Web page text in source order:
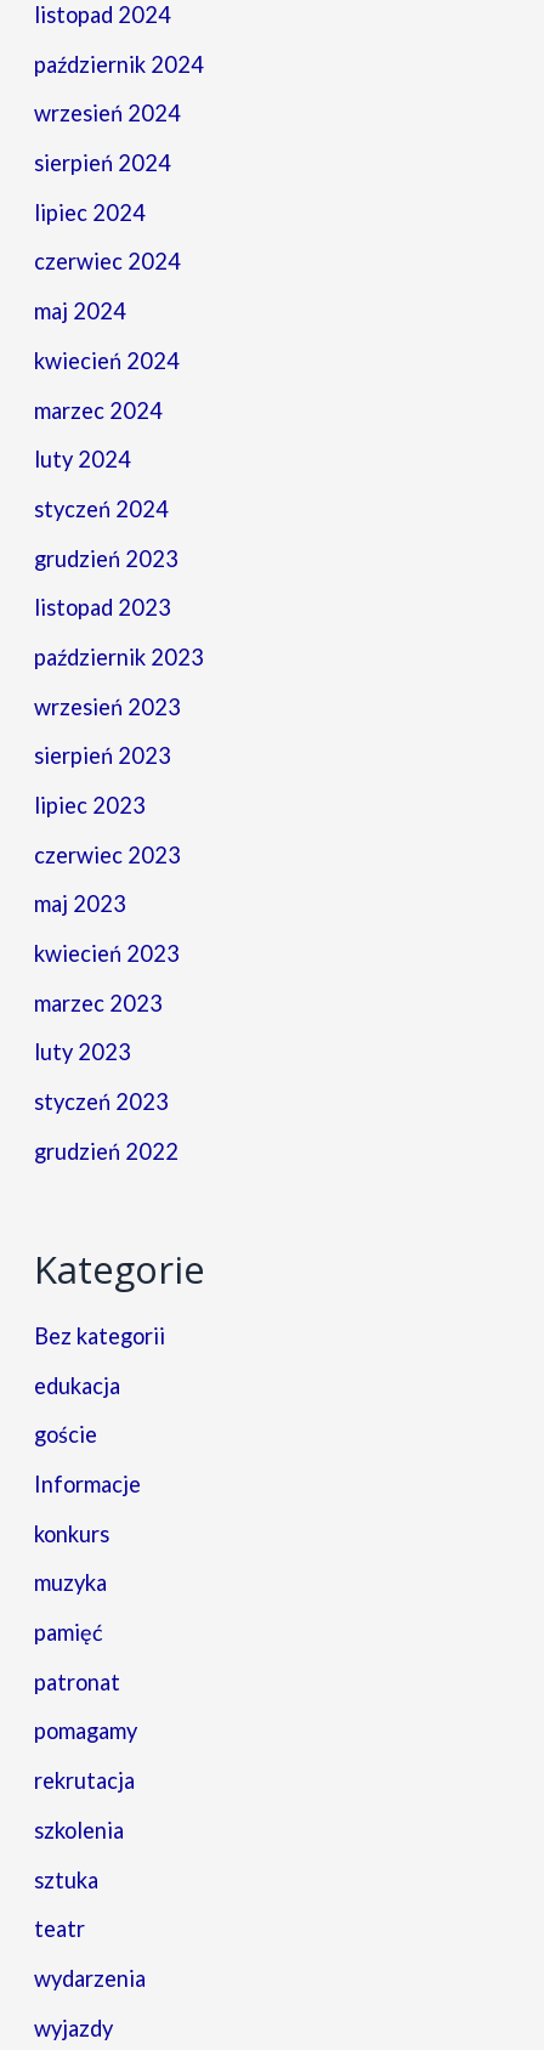
listopad 2024
październik 2024
wrzesień 2024
sierpień 2024
lipiec 2024
czerwiec 2024
maj 2024
kwiecień 2024
marzec 2024
luty 2024
styczeń 2024
grudzień 2023
listopad 2023
październik 2023
wrzesień 2023
sierpień 2023
lipiec 2023
czerwiec 2023
maj 2023
kwiecień 2023
marzec 2023
luty 2023
styczeń 2023
grudzień 2022
Kategorie
Bez kategorii
edukacja
goście
Informacje
konkurs
muzyka
pamięć
patronat
pomagamy
rekrutacja
szkolenia
sztuka
teatr
wydarzenia
wyjazdy